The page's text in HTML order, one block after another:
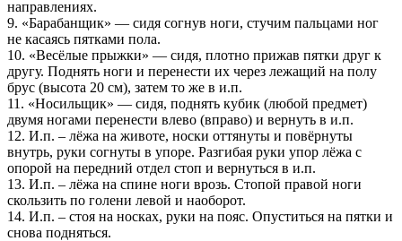
направлениях.
9. «Барабанщик» — сидя согнув ноги, стучим пальцами ног
не касаясь пятками пола.
10. «Весёлые прыжки» — сидя, плотно прижав пятки друг к
другу. Поднять ноги и перенести их через лежащий на полу
брус (высота 20 см), затем то же в и.п.
11. «Носильщик» — сидя, поднять кубик (любой предмет)
двумя ногами перенести влево (вправо) и вернуть в и.п.
12. И.п. – лёжа на животе, носки оттянуты и повёрнуты
внутрь, руки согнуты в упоре. Разгибая руки упор лёжа с
опорой на передний отдел стоп и вернуться в и.п.
13. И.п. – лёжа на спине ноги врозь. Стопой правой ноги
скользить по голени левой и наоборот.
14. И.п. – стоя на носках, руки на пояс. Опуститься на пятки и
снова подняться.